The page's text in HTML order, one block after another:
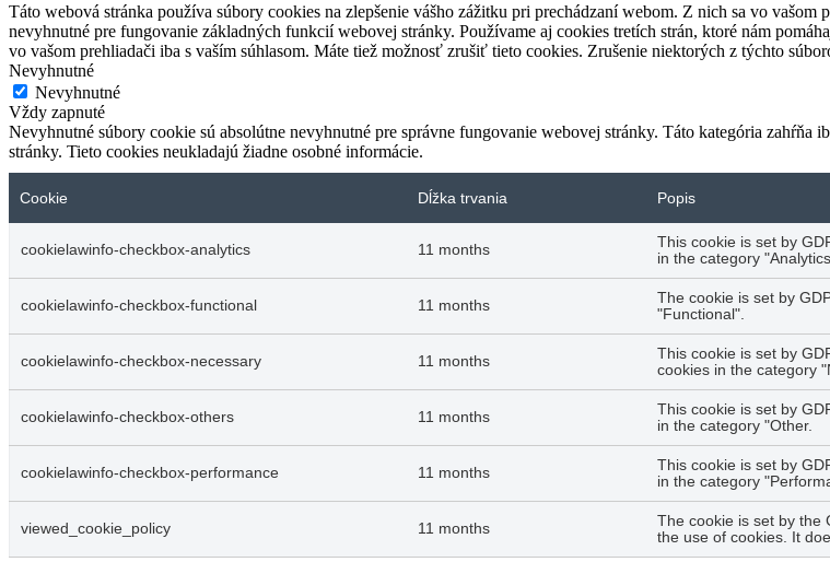
Táto webová stránka používa súbory cookies na zlepšenie vášho zážitku pri prechádzaní webom. Z nich sa vo
nevyhnutné pre fungovanie základných funkcií webovej stránky. Používame aj cookies tretích strán, ktoré nám
vo vašom prehliadači iba s vaším súhlasom. Máte tiež možnosť zrušiť tieto cookies. Zrušenie niektorých z týchto
Nevyhnutné
Nevyhnutné
Vždy zapnuté
Nevyhnutné súbory cookie sú absolútne nevyhnutné pre správne fungovanie webovej stránky. Táto kategória
stránky. Tieto cookies neukladajú žiadne osobné informácie.
Cookie Dĺžka trvania Popis
cookielawinfo-checkbox-analytics 11 months
This cookie is set by
in the category
cookielawinfo-checkbox-functional 11 months
The cookie is set by
"Functional".
cookielawinfo-checkbox-necessary 11 months
This cookie is set by
cookies in the category
cookielawinfo-checkbox-others 11 months
This cookie is set by
in the category "Other.
cookielawinfo-checkbox-performance 11 months
This cookie is set by
in the category
viewed_cookie_policy 11 months
The cookie is set by the
the use of cookies. It